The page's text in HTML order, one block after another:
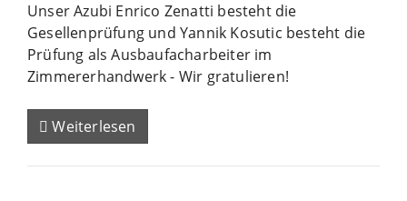
Unser Azubi Enrico Zenatti besteht die
Gesellenprüfung und Yannik Kosutic besteht die
Prüfung als Ausbaufacharbeiter im
Zimmererhandwerk - Wir gratulieren!
Weiterlesen